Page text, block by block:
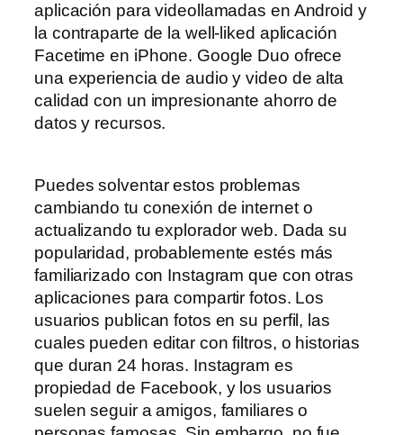
aplicación para videollamadas en Android y
la contraparte de la well-liked aplicación
Facetime en iPhone. Google Duo ofrece
una experiencia de audio y video de alta
calidad con un impresionante ahorro de
datos y recursos.
Puedes solventar estos problemas
cambiando tu conexión de internet o
actualizando tu explorador web. Dada su
popularidad, probablemente estés más
familiarizado con Instagram que con otras
aplicaciones para compartir fotos. Los
usuarios publican fotos en su perfil, las
cuales pueden editar con filtros, o historias
que duran 24 horas. Instagram es
propiedad de Facebook, y los usuarios
suelen seguir a amigos, familiares o